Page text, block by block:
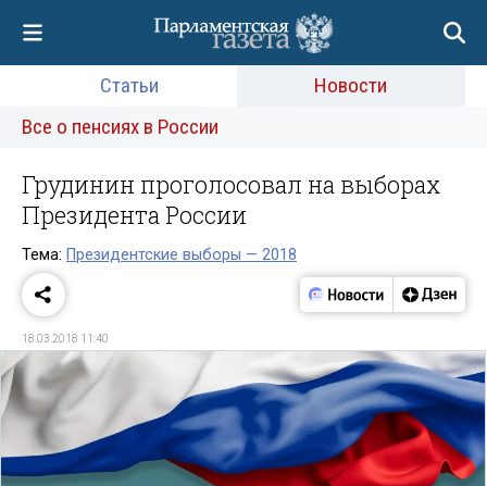
Статьи
Новости
Все о пенсиях в России
Грудинин проголосовал на выборах
Президента России
Тема: Президентские выборы — 2018
18.03.2018 11:40